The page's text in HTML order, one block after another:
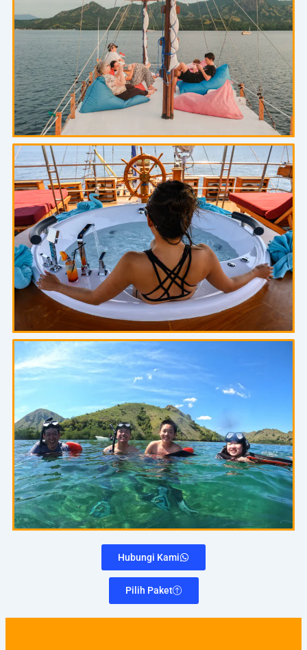
Hubungi Kami
Pilih Paket